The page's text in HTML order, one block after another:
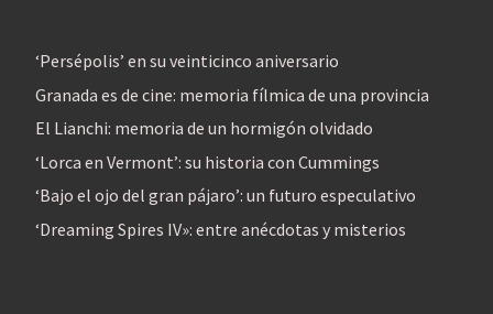
‘Persépolis’ en su veinticinco aniversario
Granada es de cine: memoria fílmica de una provincia
El Lianchi: memoria de un hormigón olvidado
‘Lorca en Vermont’: su historia con Cummings
‘Bajo el ojo del gran pájaro’: un futuro especulativo
‘Dreaming Spires IV»: entre anécdotas y misterios